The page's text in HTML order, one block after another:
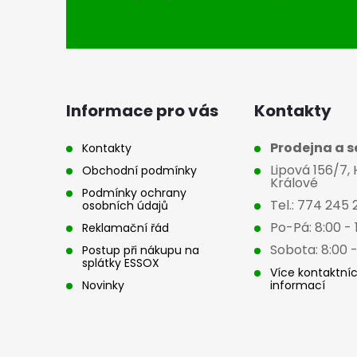
Informace pro vás
Kontakty
Obchodní podmínky
Podmínky ochrany
osobních údajů
Reklamační řád
Postup při nákupu na
splátky ESSOX
Novinky
Kontakty
Prodejna a
Lipová 156/7,
Králové
Tel.: 774 245
Po-Pá: 8:00 -
Sobota: 8:00 -
Více
informací